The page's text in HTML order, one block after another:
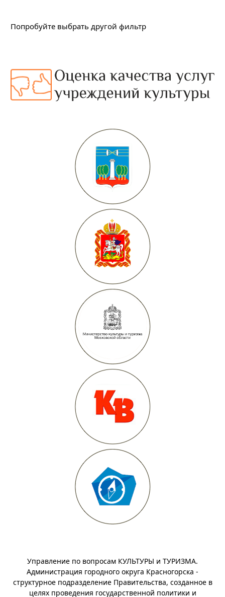
Попробуйте выбрать другой фильтр
Управление по вопросам КУЛЬТУРЫ и ТУРИЗМА.
Администрация городного округа Красногорска -
структурное подразделение Правительства, созданное в
целях проведения государственной политики и